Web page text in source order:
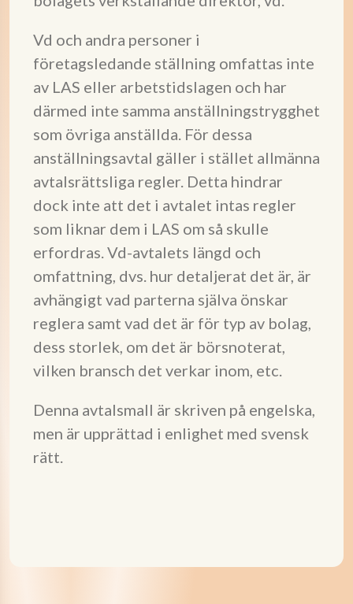
Vd och andra personer i
företagsledande ställning omfattas inte
av LAS eller arbetstidslagen och har
därmed inte samma anställningstrygghet
som övriga anställda. För dessa
anställningsavtal gäller i stället allmänna
avtalsrättsliga regler. Detta hindrar
dock inte att det i avtalet intas regler
som liknar dem i LAS om så skulle
erfordras. Vd-avtalets längd och
omfattning, dvs. hur detaljerat det är, är
avhängigt vad parterna själva önskar
reglera samt vad det är för typ av bolag,
dess storlek, om det är börsnoterat,
vilken bransch det verkar inom, etc.
Denna avtalsmall är skriven på engelska,
men är upprättad i enlighet med svensk
rätt.